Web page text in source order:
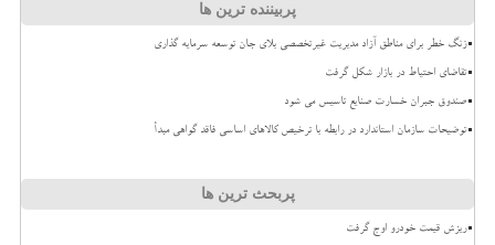
پربیننده ترین ها
زنگ خطر برای مناطق آزاد مدیریت غیرتخصصی بلای جان توسعه سرمایه گذاری
تقاضای احتیاط در بازار شکل گرفت
صندوق جبران خسارت صنایع تاسیس می شود
توضیحات سازمان استاندارد در رابطه با ترخیص کالاهای اساسی فاقد گواهی مبدأ
پربحث ترین ها
ریزش قیمت خودرو اوج گرفت